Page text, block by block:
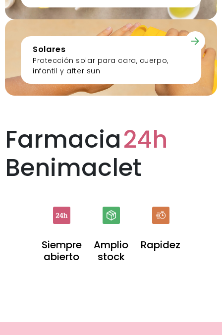
Solares
Protección solar para cara, cuerpo,
infantil y after sun
Farmacia24h
Benimaclet
Siempre
abierto
Amplio
stock
Rapidez